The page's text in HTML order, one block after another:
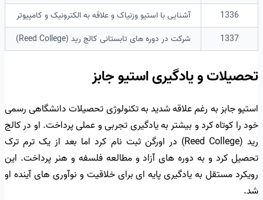
1336
آشنایی با استیو وزنیاک و علاقه به الکترونیک و کامپیوتر
1337
شرکت در دوره های تابستانی کالج رید (Reed College)
تحصیلات و یادگیری استیو جابز
استیو جابز به رغم علاقه شدید به تکنولوژی تحصیلات دانشگاهی رسمی
خود را کوتاه کرد و بیشتر به یادگیری تجربی و عملی پرداخت. او در کالج
رید (Reed College) در اورگن ثبت نام کرد اما بعد از یک ترم ترک
تحصیل کرد و به دوره های آزاد و مطالعه فلسفه و هنر پرداخت. این
رویکرد مستقل به یادگیری پایه ای برای خلاقیت و نوآوری های آینده او
شد.